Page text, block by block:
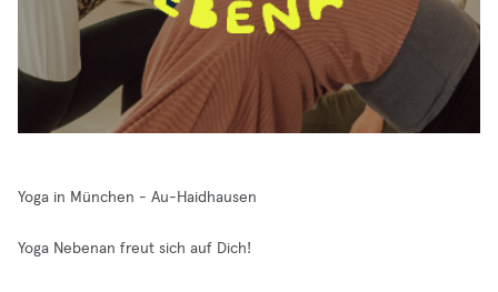
Yoga in München - Au-Haidhausen
Yoga Nebenan freut sich auf Dich!